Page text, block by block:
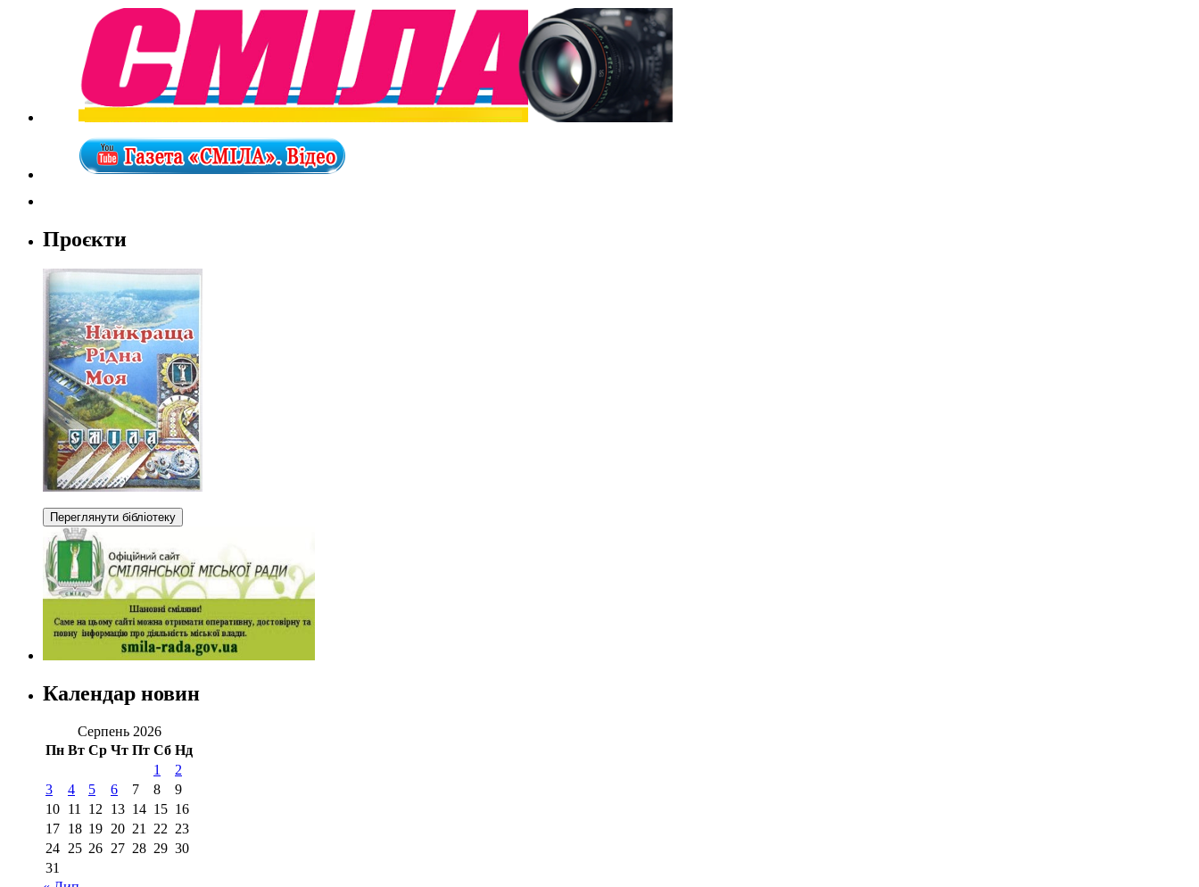
Проєкти
Календар новин
Серпень 2026
Пн Вт Ср Чт Пт Сб Нд
1
2
3
4 5 6 7 8
9
10 11 12 13 14 15 16
17 18 19 20 21 22 23
24 25 26 27 28 29 30
31